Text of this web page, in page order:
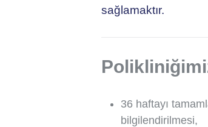
sağlamaktır.
36 haftayı
bilgilendirilmesi,